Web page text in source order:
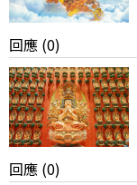
回應 (0)
回應 (0)